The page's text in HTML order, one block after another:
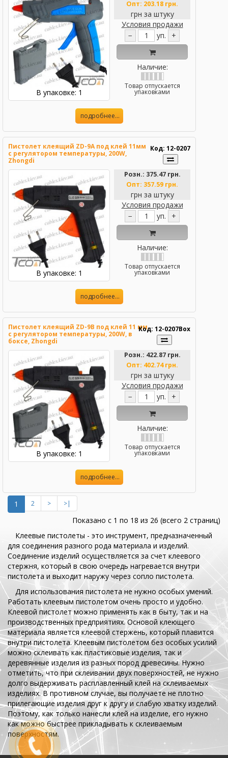
В упаковке: 1
Опт: 203.18 грн.
грн за штуку
Условия продажи
−
уп. +
Наличие:
Товар отпускается
упаковками
подробнее...
Пистолет клеящий ZD-9A под клей 11мм
c регулятором температуры, 200W,
Zhongdi
Код: 12-0207
В упаковке: 1
Розн.: 375.47 грн.
Опт: 357.59 грн.
грн за штуку
Условия продажи
−
уп. +
Наличие:
Товар отпускается
упаковками
подробнее...
Пистолет клеящий ZD-9В под клей 11 мм,
c регулятором температуры, 200W, в
боксе, Zhongdi
Код: 12-0207Box
В упаковке: 1
Розн.: 422.87 грн.
Опт: 402.74 грн.
грн за штуку
Условия продажи
−
уп. +
Наличие:
Товар отпускается
упаковками
подробнее...
1 2 > >|
Показано с 1 по 18 из 26 (всего 2 страниц)
Клеевые пистолеты - это инструмент, предназначенный
для соединения разного рода материала и изделий.
Соединение изделий осуществляется за счет клеевого
стержня, который в свою очередь нагревается внутри
пистолета и выходит наружу через сопло пистолета.
Для использования пистолета не нужно особых умений.
Работать клеевым пистолетом очень просто и удобно.
Клеевой пистолет можно применять как в быту, так и на
производственных предприятиях. Основой клеющего
материала является клеевой стержень, который плавится
внутри пистолета. Клеевым пистолетом без особых усилий
можно склеивать как пластиковые изделия, так и
деревянные изделия из разных пород древесины. Нужно
отметить, что при склеивании двух поверхностей, не нужно
долго выдерживать расплавленный клей на склеиваемых
изделиях. В противном случае, вы получаете не плотно
прилегающие изделия друг к другу и слабую хватку изделий.
Поэтому, как только нанесли клей на изделие, его нужно
как можно быстрее прикладывать к склеиваемым
поверхностям.